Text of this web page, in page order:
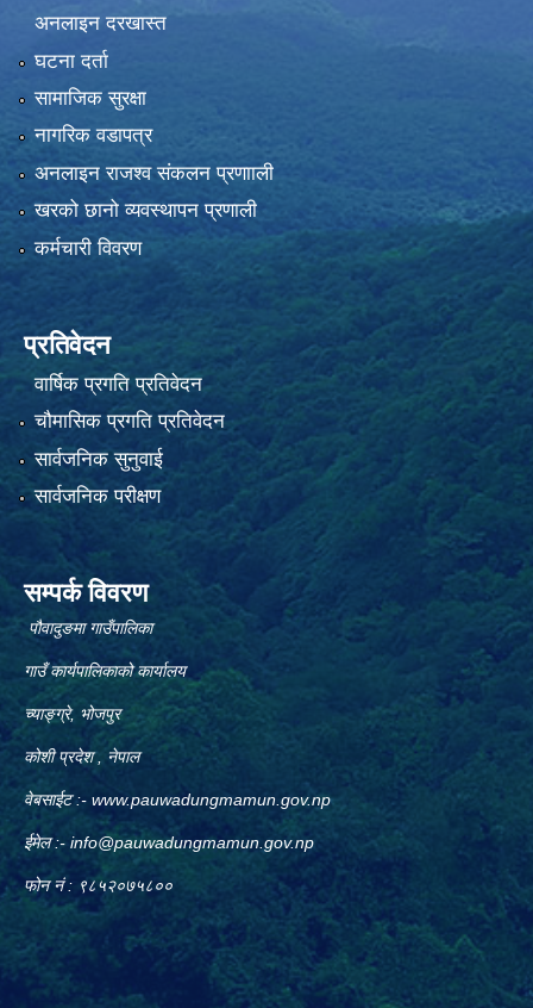
अनलाइन दरखास्त
घटना दर्ता
सामाजिक सुरक्षा
नागरिक वडापत्र
अनलाइन राजश्व संकलन प्रणााली
खरको छानो व्यवस्थापन प्रणाली
कर्मचारी विवरण
प्रतिवेदन
वार्षिक प्रगति प्रतिवेदन
चौमासिक प्रगति प्रतिवेदन
सार्वजनिक सुनुवाई
सार्वजनिक परीक्षण
सम्पर्क विवरण
पौवादुङमा गाउँपालिका
गाउँ कार्यपालिकाको कार्यालय
च्याङ्ग्रे, भोजपुर
कोशी प्रदेश , नेपाल
वेबसाईट :- www.pauwadungmamun.gov.np
ईमेल :- info@pauwadungmamun.gov.np
फोन नं : ९८५२०७५८००